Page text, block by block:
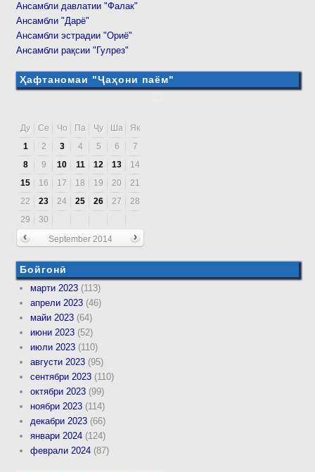
Ансамбли давлатии "Фалак"
Ансамбли "Дарё"
Ансамбли эстрадии "Ориё"
Ансамбли рақсии "Гулрез"
Ҳафтаномаи "Ҷаҳони паём"
Ду Се Чо Па Ҷу Ша
Як
1
2 3 4 5 6
7
8
9 10 11 12 13
14
15
16 17 18 19 20
21
22
23 24 25 26 27
28
29
30
September 2014
Бойгонӣ
марти 2023 (113)
апрели 2023 (46)
майи 2023 (64)
июни 2023 (52)
июли 2023 (110)
августи 2023 (95)
сентябри 2023 (110)
октябри 2023 (99)
ноябри 2023 (114)
декабри 2023 (66)
январи 2024 (124)
феврали 2024 (87)